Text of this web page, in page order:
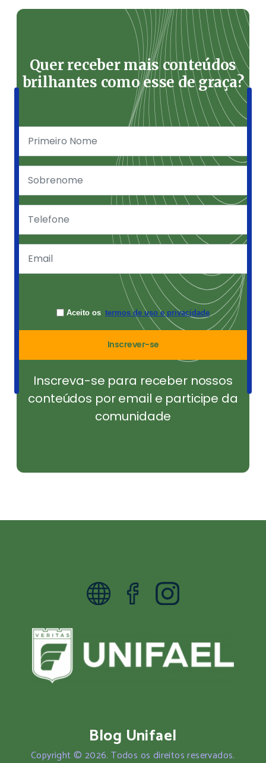
Quer receber mais conteúdos
brilhantes como esse de graça?
Aceito os termos de uso e privacidade
Inscrever-se
Inscreva-se para receber nossos
conteúdos por email e participe da
comunidade
Blog Unifael
Copyright © 2026. Todos os direitos reservados.